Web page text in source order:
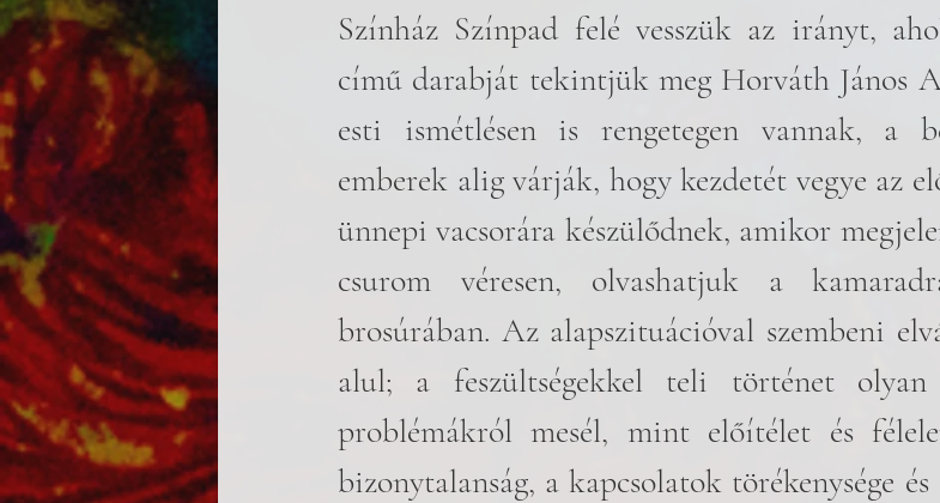
Színház Színpad felé vesszük az irányt,
című darabját tekintjük meg Horváth János
esti ismétlésen is rengetegen vannak, a
emberek alig várják, hogy kezdetét vegye az
ünnepi vacsorára készülődnek, amikor
csurom véresen, olvashatjuk a
brosúrában. Az alapszituációval szembeni
alul; a feszültségekkel teli történet olyan
problémákról mesél, mint előítélet és
bizonytalanság, a kapcsolatok törékenysége